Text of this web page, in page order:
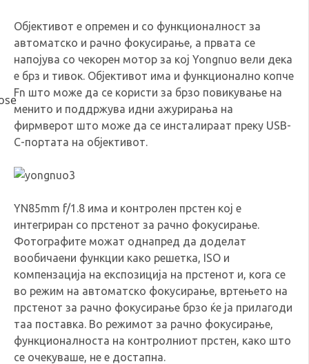
Објективот е опремен и со функционалност за
автоматско и рачно фокусирање, а првата се
напојува со чекорен мотор за кој Yongnuo вели дека
е брз и тивок. Објективот има и функционално копче
Fn што може да се користи за брзо повикување на
менито и поддржува идни ажурирања на
фирмверот што може да се инсталираат преку USB-
C-портата на објективот.
YN85mm f/1.8 има и контролен прстен кој е
интегриран со прстенот за рачно фокусирање.
Фотографите можат однапред да доделат
вообичаени функции како решетка, ISO и
компензација на експозиција на прстенот и, кога се
во режим на автоматско фокусирање, вртењето на
прстенот за рачно фокусирање брзо ќе ја прилагоди
таа поставка. Во режимот за рачно фокусирање,
функционалноста на контролниот прстен, како што
се очекуваше, не е достапна.